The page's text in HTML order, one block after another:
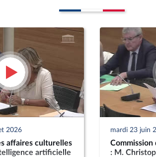
2026
affaires culturelles
artificielle
mardi 23 juin
: M.